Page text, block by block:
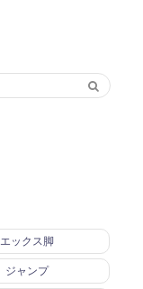
エックス脚
ジャンプ